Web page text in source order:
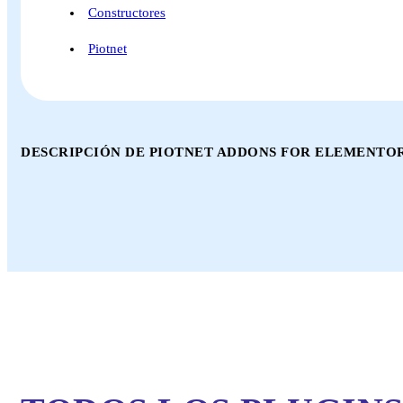
Constructores
Piotnet
DESCRIPCIÓN DE PIOTNET ADDONS FOR